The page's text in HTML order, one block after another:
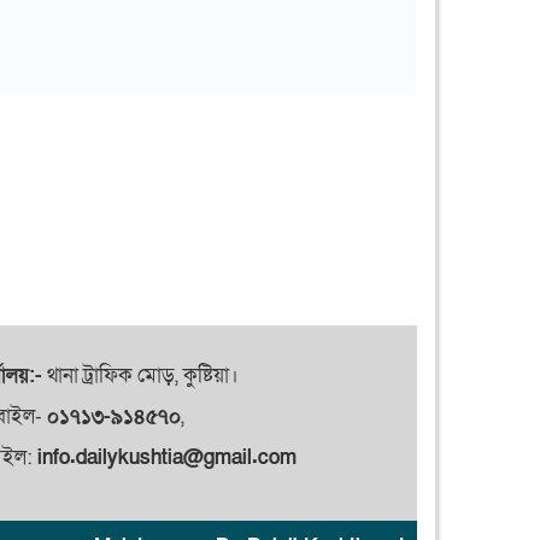
থানা ট্রাফিক মোড়, কুষ্টিয়া।
০১৭১৩-৯১৪৫৭০,
info.dailykushtia@gmail.com